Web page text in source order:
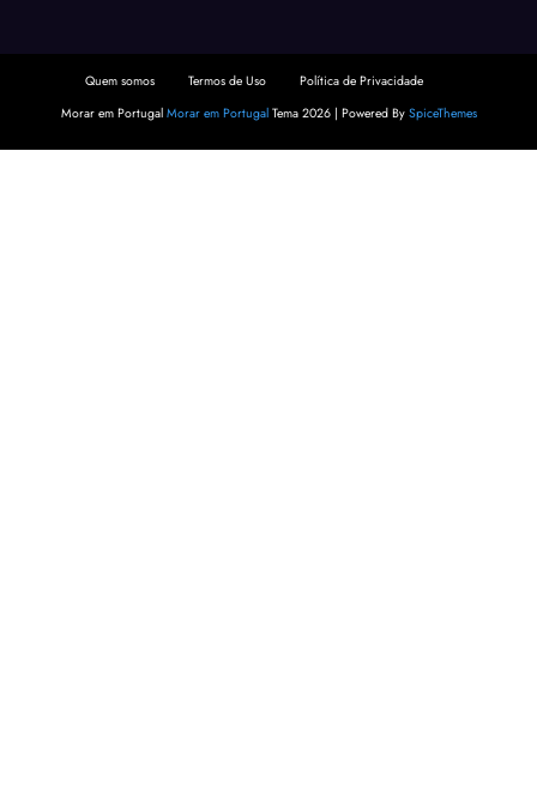
Quem somos Termos de Uso
Política de Privacidade
Morar em Portugal Morar em PortugalTema 2026 | Powered By SpiceThemes